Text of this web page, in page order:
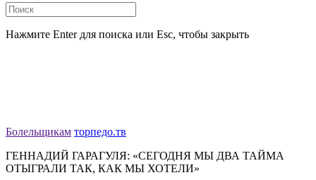
Нажмите Enter для поиска или Esc, чтобы закрыть
Болельщикам торпедо.тв
ГЕННАДИЙ ГАРАГУЛЯ: «СЕГОДНЯ МЫ ДВА ТАЙМА
ОТЫГРАЛИ ТАК, КАК МЫ ХОТЕЛИ»